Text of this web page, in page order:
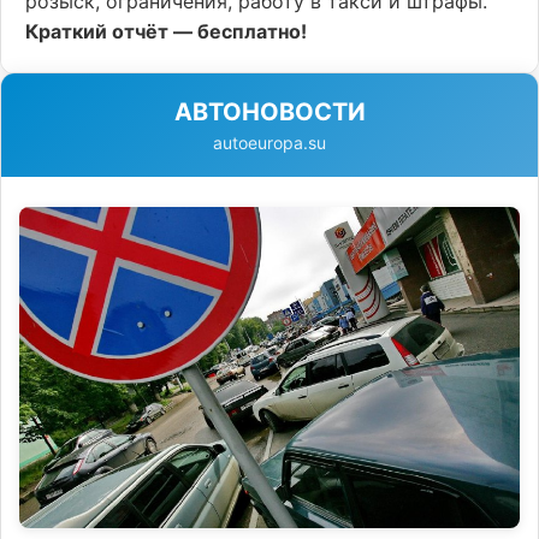
Краткий отчёт — бесплатно!
АВТОНОВОСТИ
autoeuropa.su